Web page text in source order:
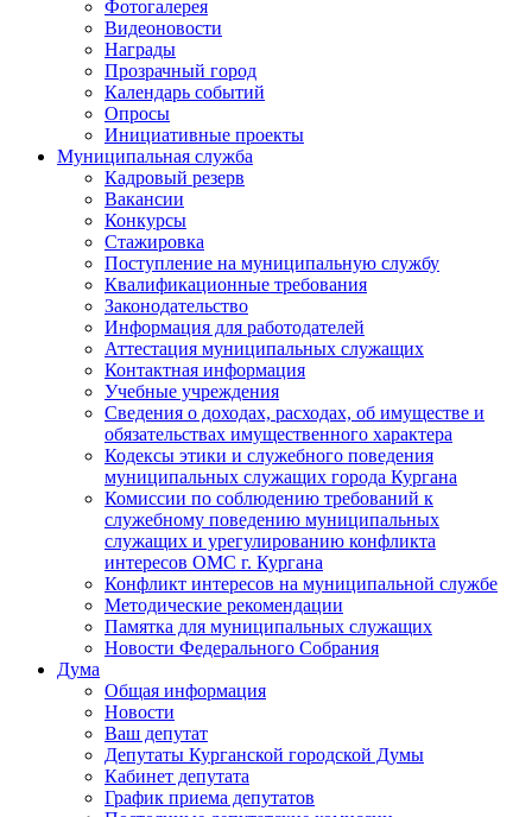
Фотогалерея
Видеоновости
Награды
Прозрачный город
Календарь событий
Опросы
Инициативные проекты
Муниципальная служба
Кадровый резерв
Вакансии
Конкурсы
Стажировка
Поступление на муниципальную службу
Квалификационные требования
Законодательство
Информация для работодателей
Аттестация муниципальных служащих
Контактная информация
Учебные учреждения
Сведения о доходах, расходах, об имуществе и
обязательствах имущественного характера
Кодексы этики и служебного поведения
муниципальных служащих города Кургана
Комиссии по соблюдению требований к
служебному поведению муниципальных
служащих и урегулированию конфликта
интересов ОМС г. Кургана
Конфликт интересов на муниципальной службе
Методические рекомендации
Памятка для муниципальных служащих
Новости Федерального Cобрания
Дума
Общая информация
Новости
Ваш депутат
Депутаты Курганской городской Думы
Кабинет депутата
График приема депутатов